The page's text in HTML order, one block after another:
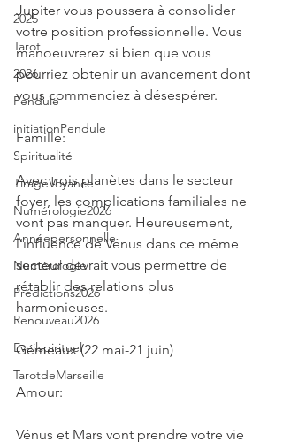
2025
Tarot
2026
Pendule
initiationPendule
Spiritualité
TirageVoyance
Numérologie2026
Annéepersonnelle
Numérologie
Prédictions2026
Renouveau2026
Eveilspirituel
TarotdeMarseille
Jupiter vous poussera à consolider
votre position professionnelle. Vous
manoeuvrerez si bien que vous
pourriez obtenir un avancement dont
vous commenciez à désespérer.
Famille:
Avec trois planètes dans le secteur
foyer, les complications familiales ne
vont pas manquer. Heureusement,
l'influence de Vénus dans ce même
secteur devrait vous permettre de
rétablir des relations plus
harmonieuses.
Gémeaux (22 mai-21 juin)
Amour:
Vénus et Mars vont prendre votre vie